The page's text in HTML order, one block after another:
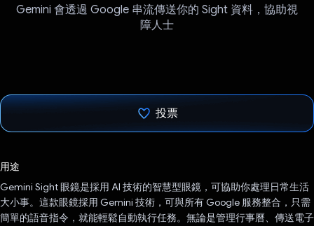
Gemini 會透過 Google 串流傳送你的 Sight 資料，協助視
障人士
投票
用途
Gemini Sight 眼鏡是採用 AI 技術的智慧型眼鏡，可協助你處理日常生活
大小事。這款眼鏡採用 Gemini 技術，可與所有 Google 服務整合，只需
簡單的語音指令，就能輕鬆自動執行任務。無論是管理行事曆、傳送電子